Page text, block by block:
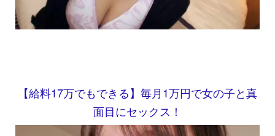
【給料17万でもできる】毎月1万円で女の子と真
面目にセックス！